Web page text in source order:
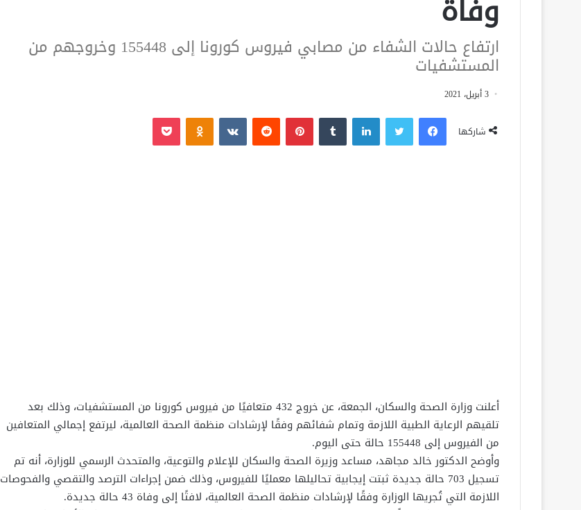
وفاة
ارتفاع حالات الشفاء من مصابي فيروس كورونا إلى 155448 وخروجهم من
المستشفيات
3 أبريل، 2021
شاركها
فيسبوك لينكدإن بينتيريست
أعلنت وزارة الصحة والسكان، الجمعة، عن خروج 432 متعافيًا من فيروس كورونا من المستشفيات، وذلك بعد
تلقيهم الرعاية الطبية اللازمة وتمام شفائهم وفقًا لإرشادات منظمة الصحة العالمية، ليرتفع إجمالي المتعافين
من الفيروس إلى 155448 حالة حتى اليوم.
وأوضح الدكتور خالد مجاهد، مساعد وزيرة الصحة والسكان للإعلام والتوعية، والمتحدث الرسمي للوزارة، أنه تم
تسجيل 703 حالة جديدة ثبتت إيجابية تحاليلها معمليًا للفيروس، وذلك ضمن إجراءات الترصد والتقصي والفحوصات
اللازمة التي تُجريها الوزارة وفقًا لإرشادات منظمة الصحة العالمية، لافتًا إلى وفاة 43 حالة جديدة.